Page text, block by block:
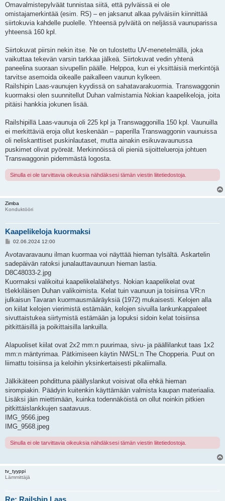
Omavalmistepylväät tunnistaa siitä, että pylväissä ei ole
omistajamerkintää (esim. RS) – en jaksanut alkaa pylväisiin kiinnittää
siirtokuvia kahdelle puolelle. Yhteensä pylväitä on neljässä vaunuparissa
yhteensä 160 kpl.
Siirtokuvat piirsin nekin itse. Ne on tulostettu UV-menetelmällä, joka
vaikuttaa tekevän varsin tarkkaa jälkeä. Siirtokuvat vedin yhtenä
paneelina suoraan sivupellin päälle. Helppoa, kun ei yksittäisiä merkintöjä
tarvitse asemoida oikealle paikalleen vaunun kylkeen.
Railshipin Laas-vaunujen kyydissä on sahatavarakuormia. Transwaggonin
kuormaksi olen suunnitellut Duhan valmistamia Nokian kaapelikeloja, joita
pitäisi hankkia jokunen lisää.
Railshipillä Laas-vaunuja oli 225 kpl ja Transwaggonilla 150 kpl. Vaunuilla
ei merkittäviä eroja ollut keskenään – paperilla Transwaggonin vaunuissa
oli neliskanttiset puskinlautaset, mutta ainakin esikuvavaunussa
puskimet olivat pyöreät. Merkinnöissä oli pieniä sijoittelueroja johtuen
Transwaggonin pidemmästä logosta.
Sinulla ei ole tarvittavia oikeuksia nähdäksesi tämän viestin liitetiedostoja.
Zimba
Konduktööri
Kaapelikeloja kuormaksi
V
e
t
i
02.06.2024 12:00
Avotavaravaunu ilman kuormaa voi näyttää hieman tylsältä. Askartelin
sadepäivän ratoksi junalauttavaunuun hieman lastia.
D8C48033-2.jpg
Kuormaksi valikoitui kaapelikelalähetys. Nokian kaapelikelat ovat
tšekkiläisen Duhan valikoimista. Kelat tuin vaunuun ja toisiinsa VR:n
julkaisun Tavaran kuormausmääräyksiä (1972) mukaisesti. Kelojen alla
on kiilat kelojen vierimistä estämään, kelojen sivuilla lankunkappaleet
sivuttaistukea siirtymistä estämään ja lopuksi sidoin kelat toisiinsa
pitkittäisillä ja poikittaisilla lankuilla.
Alapuoliset kiilat ovat 2x2 mm:n puurimaa, sivu- ja päällilankut taas 1x2
mm:n mäntyrimaa. Pätkimiseen käytin NWSL:n The Chopperia. Puut on
liimattu toisiinsa ja keloihin yksinkertaisesti pikaliimalla.
Jälkikäteen pohdittuna päällyslankut voisivat olla ehkä hieman
sirompiakin. Päädyin kuitenkin käyttämään valmista kaupan materiaalia.
Lisäksi jäin miettimään, kuinka todennäköistä on ollut noinkin pitkien
pitkittäislankkujen saatavuus.
IMG_9566.jpeg
IMG_9568.jpeg
Sinulla ei ole tarvittavia oikeuksia nähdäksesi tämän viestin liitetiedostoja.
tv_tyyppi
Lämmittäjä
Re: Railship Laas